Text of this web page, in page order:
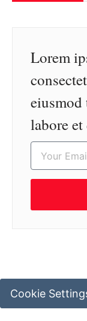
Lorem
labore
Cookie